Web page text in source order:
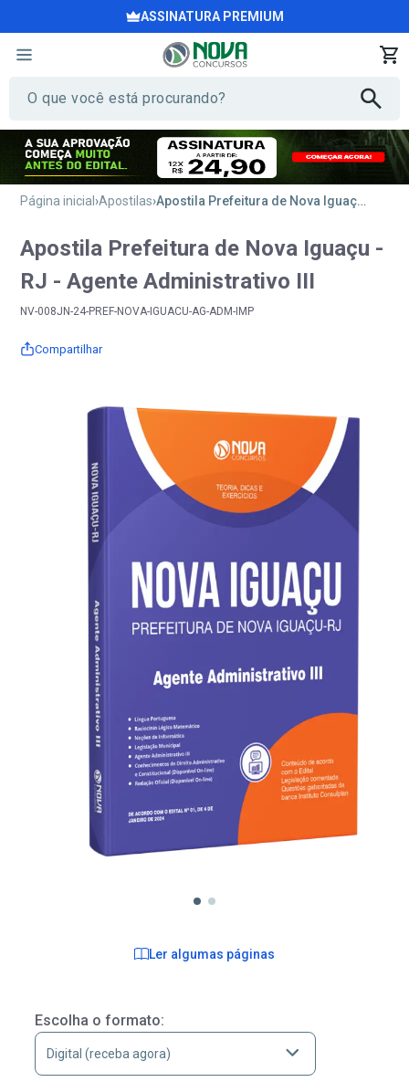
ASSINATURA PREMIUM
Página inicial Apostilas Apostila Prefeitura de Nova Iguaçu - RJ - Agente Administrativo III
Ler algumas páginas
Apostila Prefeitura de Nova Iguaçu -
RJ - Agente Administrativo III
NV-008JN-24-PREF-NOVA-IGUACU-AG-ADM-IMP
Compartilhar
Escolha o formato: